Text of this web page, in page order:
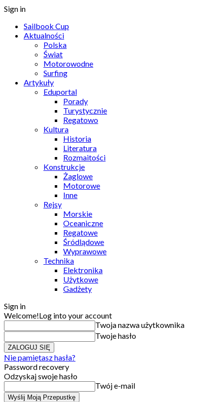
Sign in
Sailbook Cup
Aktualności
Polska
Świat
Motorowodne
Surfing
Artykuły
Eduportal
Porady
Turystycznie
Regatowo
Kultura
Historia
Literatura
Rozmaitości
Konstrukcje
Żaglowe
Motorowe
Inne
Rejsy
Morskie
Oceaniczne
Regatowe
Śródlądowe
Wyprawowe
Technika
Elektronika
Użytkowe
Gadżety
Sign in
Welcome!Log into your account
Twoja nazwa użytkownika
Twoje hasło
Nie pamiętasz hasła?
Password recovery
Odzyskaj swoje hasło
Twój e-mail